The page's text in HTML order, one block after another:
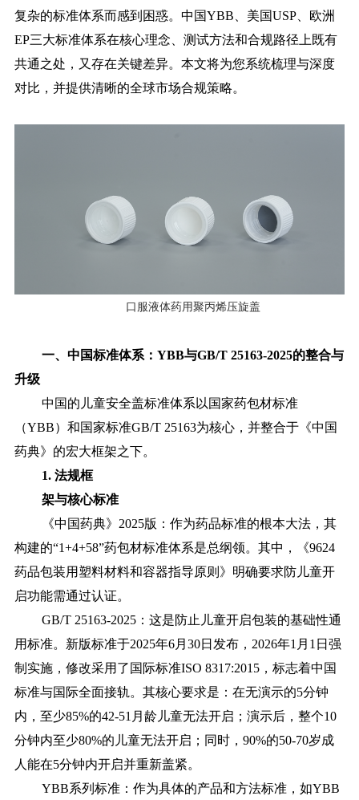
复杂的标准体系而感到困惑。中国YBB、美国USP、欧洲
EP三大标准体系在核心理念、测试方法和合规路径上既有
共通之处，又存在关键差异。本文将为您系统梳理与深度
对比，并提供清晰的全球市场合规策略。
口服液体药用聚丙烯压旋盖
一、中国标准体系：YBB与GB/T 25163-2025的整合与
升级
中国的儿童安全盖标准体系以国家药包材标准
（YBB）和国家标准GB/T 25163为核心，并整合于《中国
药典》的宏大框架之下。
1. 法规框
架与核心标准
《中国药典》2025版：作为药品标准的根本大法，其
构建的“1+4+58”药包材标准体系是总纲领。其中，《9624
药品包装用塑料材料和容器指导原则》明确要求防儿童开
启功能需通过认证。
GB/T 25163-2025：这是防止儿童开启包装的基础性通
用标准。新版标准于2025年6月30日发布，2026年1月1日强
制实施，修改采用了国际标准ISO 8317:2015，标志着中国
标准与国际全面接轨。其核心要求是：在无演示的5分钟
内，至少85%的42-51月龄儿童无法开启；演示后，整个10
分钟内至少80%的儿童无法开启；同时，90%的50-70岁成
人能在5分钟内开启并重新盖紧。
YBB系列标准：作为具体的产品和方法标准，如YBB